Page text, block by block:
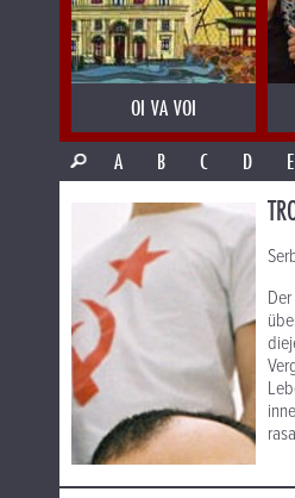
OI VA VOI
A
B C D E